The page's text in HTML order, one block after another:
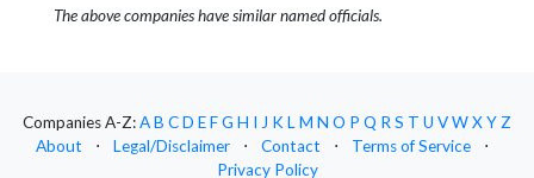
The above companies have similar named officials.
Companies A-Z:AB CD EFG H I J K L M N O P Q R S T U VWXY Z
About
⋅ Legal/Disclaimer ⋅ Contact ⋅ Terms of Service
⋅
Privacy Policy